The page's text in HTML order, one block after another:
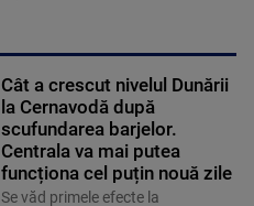
Cât a crescut nivelul Dunării
la Cernavodă după
scufundarea barjelor.
Centrala va mai putea
funcționa cel puțin nouă zile
Se văd primele efecte la